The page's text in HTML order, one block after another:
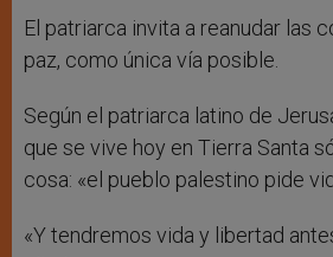
El patriarca invita a reanudar las
paz, como única vía posible.
Según el patriarca latino de
que se vive hoy en Tierra Santa
cosa: «el pueblo palestino pide
«Y tendremos vida y libertad